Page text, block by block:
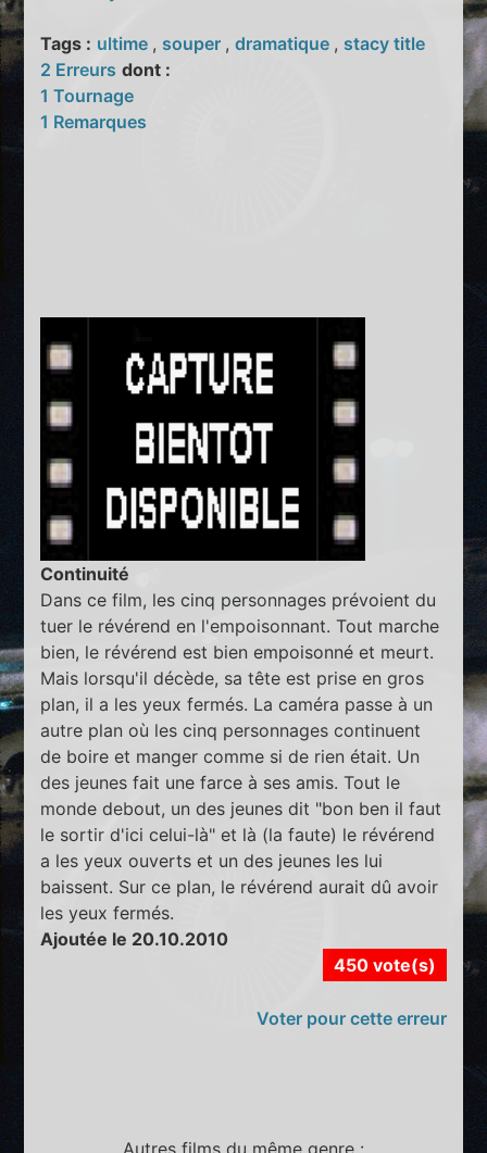
Tags : ultime , souper ,dramatique , stacy title
2 Erreurs dont :
1 Tournage
1 Remarques
Continuité
Dans ce film, les cinq personnages prévoient du
tuer le révérend en l'empoisonnant. Tout marche
bien, le révérend est bien empoisonné et meurt.
Mais lorsqu'il décède, sa tête est prise en gros
plan, il a les yeux fermés. La caméra passe à un
autre plan où les cinq personnages continuent
de boire et manger comme si de rien était. Un
des jeunes fait une farce à ses amis. Tout le
monde debout, un des jeunes dit "bon ben il faut
le sortir d'ici celui-là" et là (la faute) le révérend
a les yeux ouverts et un des jeunes les lui
baissent. Sur ce plan, le révérend aurait dû avoir
les yeux fermés.
Ajoutée le 20.10.2010
450 vote(s)
Voter pour cette erreur
Autres films du même genre :